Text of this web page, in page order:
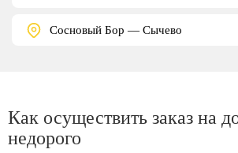
Сосновый Бор — Сычево
Как осуществить заказ на
недорого